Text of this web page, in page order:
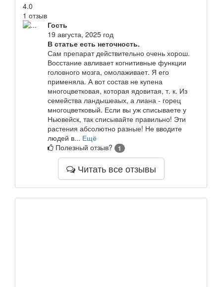
4.0
1 отзыв
Гость
19 августа, 2025 год
В статье есть неточность.
Сам препарат действительно очень хорош.
Восстание авливает когнитивные функции
головного мозга, омолаживает. Я его
применяла. А вот состав не купена
многоцветковая, которая ядовитая, т. к. Из
семейства ландышеаых, а лиана - горец
многоцветковый. Если вы уж списываете у
Ньювейск, так списывайте правильно! Эти
растения абсолютно разные! Не вводите
людей в... Ещё
Полезный отзыв?
1
Читать все отзывы